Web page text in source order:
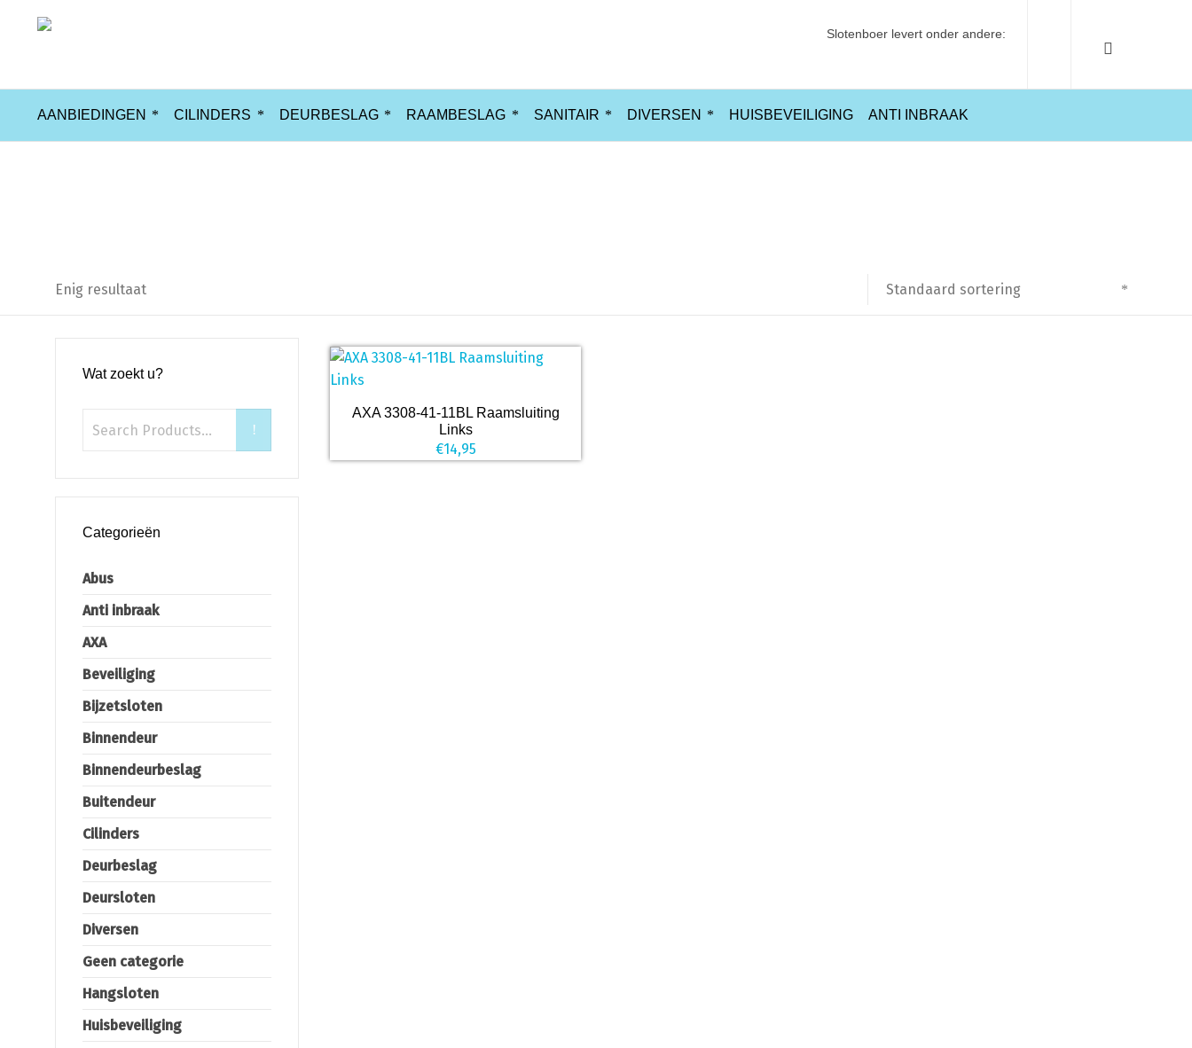
Slotenboer levert onder andere:
AANBIEDINGEN CILINDERS DEURBESLAG RAAMBESLAG SANITAIR DIVERSEN HUISBEVEILIGING ANTI INBRAAK
Enig resultaat Standaard sortering
AXA 3308-41-11BL Raamsluiting
Links
€14,95
Wat zoekt u?
Categorieën
Abus
Anti inbraak
AXA
Beveiliging
Bijzetsloten
Binnendeur
Binnendeurbeslag
Buitendeur
Cilinders
Deurbeslag
Deursloten
Diversen
Geen categorie
Hangsloten
Huisbeveiliging